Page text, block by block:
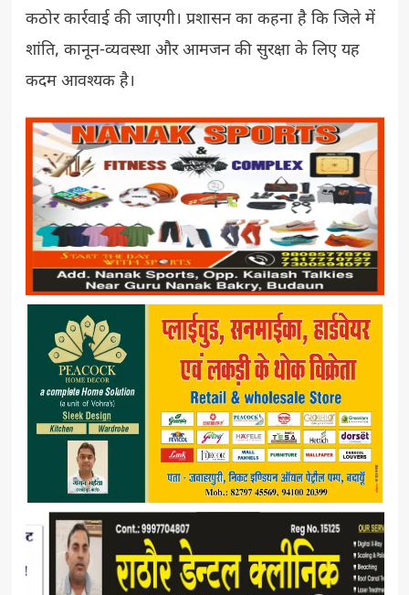
कठोर कार्रवाई की जाएगी। प्रशासन का कहना है कि जिले में
शांति, कानून-व्यवस्था और आमजन की सुरक्षा के लिए यह
कदम आवश्यक है।